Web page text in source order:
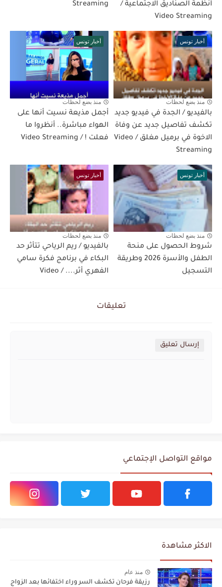
أنظمة الصناديق الاجتماعية /
Video Streaming
Streaming
أخبار تونس
منذ بضع لحظات
بالفيديو / الجدة في فيديو جديد
تكشف تفاصيل جديد عن وفاة
الاخوة في برميل مغلق / Video
Streaming
أخبار تونس
منذ بضع لحظات
أجمل مذيعة نسيت أنها على
الهواء مباشرة.. أنظروا ما
فعلت ! / Video Streaming
أخبار تونس
منذ بضع لحظات
شروط الحصول على منحة
الطفل والأسرة 2026 وطريقة
التسجيل
أخبار تونس
منذ بضع لحظات
بالفيديو / ريم الرياحي تتأثر حد
البكاء في برنامج فكرة سامي
الفهري أثر.... / Video
تعليقات
إرسال تعليق
مواقع التواصل الإجتماعي
الاكثر مشاهدة
منذ عام
رزيقة فرحان تكشف السر وراء اختفائها بعد الزواج